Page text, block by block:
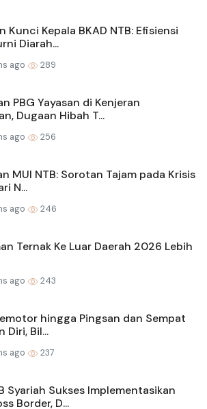
Kunci Kepala BKAD NTB: Efisiensi
Diarah...
ago 289
PBG Yayasan di Kenjeran
Dugaan Hibah T...
ago 256
MUI NTB: Sorotan Tajam pada Krisis
N...
ago 246
Ternak Ke Luar Daerah 2026 Lebih
ago 243
hingga Pingsan dan Sempat
Diri, Bil...
ago 237
Syariah Sukses Implementasikan
Border, D...